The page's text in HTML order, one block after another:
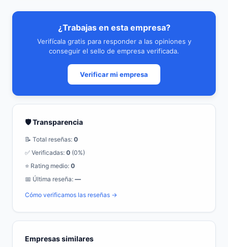
¿Trabajas en esta empresa?
Verifícala gratis para responder a las opiniones y
conseguir el sello de empresa verificada.
Verificar mi empresa
🛡️ Transparencia
📝 Total reseñas: 0
✅ Verificadas: 0 (0%)
⭐ Rating medio: 0
📅 Última reseña: —
Cómo verificamos las reseñas →
Empresas similares